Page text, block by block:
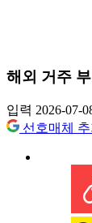
해외 거주
입력 2026-07-
선호매체